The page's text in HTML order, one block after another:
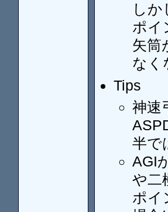
し
ポイ
矢筒
なく
Tips
神速
半で
AGI
や二
ポイ